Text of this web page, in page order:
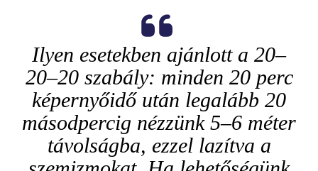
Ilyen esetekben ajánlott a 20–
20–20 szabály: minden 20 perc
képernyőidő után legalább 20
másodpercig nézzünk 5–6 méter
távolságba, ezzel lazítva a